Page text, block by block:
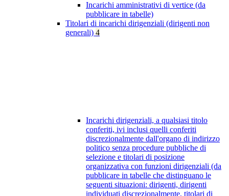
Incarichi amministrativi di vertice (da
pubblicare in tabelle)
Titolari di incarichi dirigenziali (dirigenti non
generali) 4
Incarichi dirigenziali, a qualsiasi titolo
conferiti, ivi inclusi quelli conferiti
discrezionalmente dall'organo di indirizzo
politico senza procedure pubbliche di
selezione e titolari di posizione
organizzativa con funzioni dirigenziali (da
pubblicare in tabelle che distinguano le
seguenti situazioni: dirigenti, dirigenti
individuati discrezionalmente, titolari di